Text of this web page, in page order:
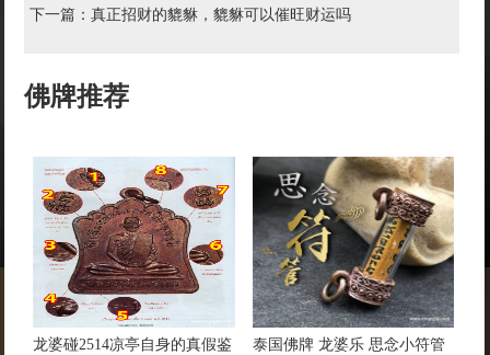
下一篇：真正招财的貔貅，貔貅可以催旺财运吗
佛牌推荐
龙婆碰2514凉亭自身的真假鉴
泰国佛牌 龙婆乐 思念小符管